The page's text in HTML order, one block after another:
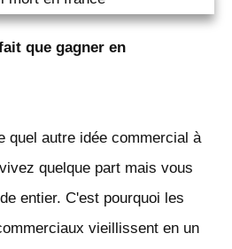
que gagner en
quel autre idée commercial à
quelque part mais vous
entier. C'est pourquoi les
vieillissent en un